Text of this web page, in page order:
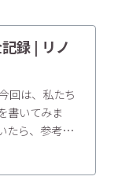
録 | リノ
回は、私たち
書いてみま
たら、参考に